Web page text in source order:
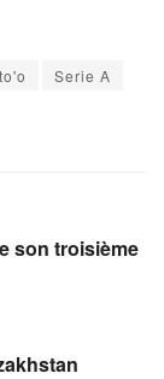
Serie A
son troisième